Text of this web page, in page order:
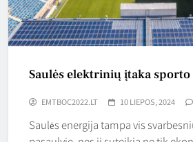
Saulės elektrinių įtaka
EMTBOC2022.LT 10 LIEPOS, 2024
Saulės energija tampa vis